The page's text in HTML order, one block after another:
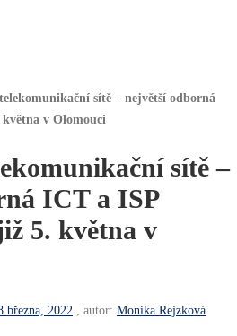
sítě – největší odborná
v Olomouci
sítě –
ICT a ISP
5. května v
března, 2022 , autor: Monika Rejzková